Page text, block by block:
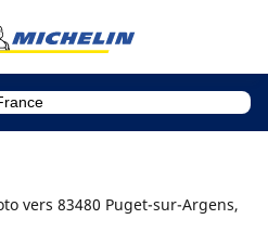
vers 83480 Puget-sur-Argens,